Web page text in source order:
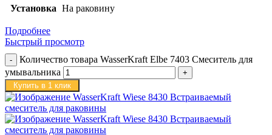
Установка На раковину
Подробнее
Быстрый просмотр
Количество товара WasserKraft Elbe 7403 Смеситель для
умывальника
Купить в 1 клик